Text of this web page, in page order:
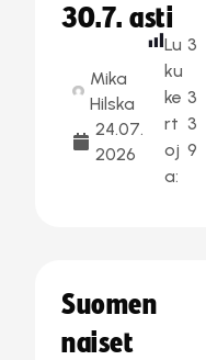
30.7. asti
Mika
Hilska
24.07.
2026
Lu
ku
ke
rt
oj
a:
3
3
3
9
Suomen
naiset